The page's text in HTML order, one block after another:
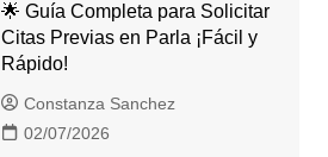
🌟 Guía Completa para Solicitar
Citas Previas en Parla ¡Fácil y
Rápido!
Constanza Sanchez
02/07/2026